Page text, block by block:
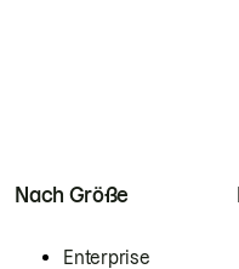
Nach Größe
Enterprise